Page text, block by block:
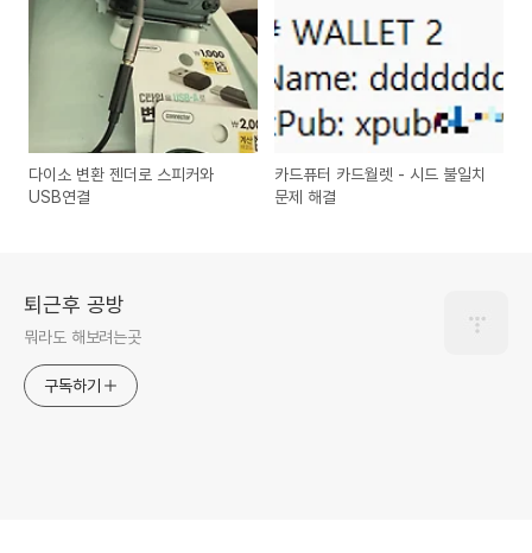
다이소 변환 젠더로 스피커와
USB연결
카드퓨터 카드월렛 - 시드 불일치
문제 해결
퇴근후 공방
뭐라도 해보려는곳
구독하기